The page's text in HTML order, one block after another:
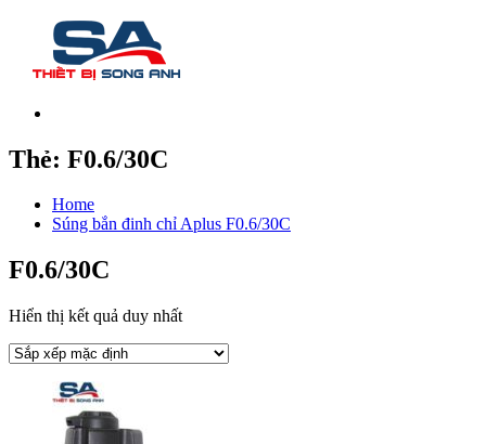
Thẻ: F0.6/30C
Home
Súng bắn đinh chỉ Aplus F0.6/30C
F0.6/30C
Hiển thị kết quả duy nhất